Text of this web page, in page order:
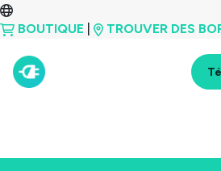
BOUTIQUE TROUVER DES